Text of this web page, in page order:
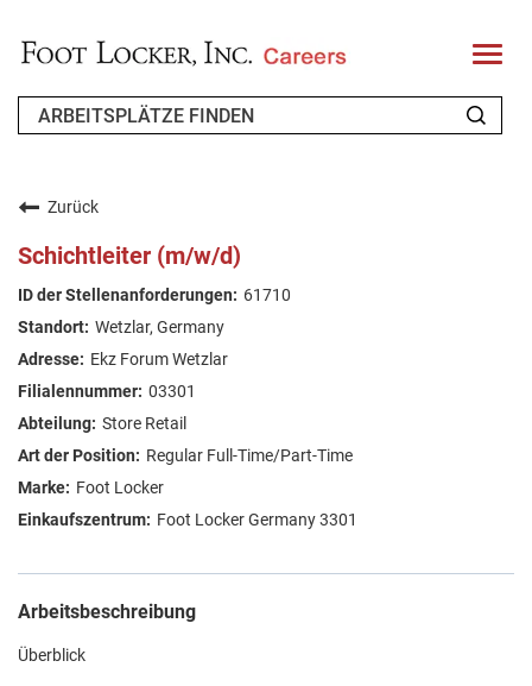
T
o
l
FAQ
ARBEIT SUCHEN
Zurück
Schichtleiter (m/w/d)
61710
Wetzlar, Germany
Ekz Forum Wetzlar
03301
Store Retail
Regular Full-Time/Part-Time
Foot Locker
Foot Locker Germany 3301
Arbeitsbeschreibung
Überblick